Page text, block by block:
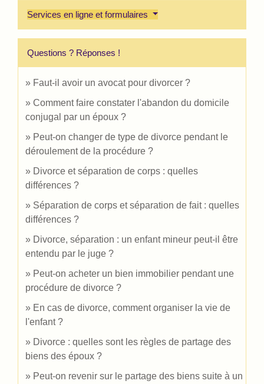
Services en ligne et formulaires
Questions ? Réponses !
Faut-il avoir un avocat pour divorcer ?
Comment faire constater l'abandon du domicile
conjugal par un époux ?
Peut-on changer de type de divorce pendant le
déroulement de la procédure ?
Divorce et séparation de corps : quelles
différences ?
Séparation de corps et séparation de fait : quelles
différences ?
Divorce, séparation : un enfant mineur peut-il être
entendu par le juge ?
Peut-on acheter un bien immobilier pendant une
procédure de divorce ?
En cas de divorce, comment organiser la vie de
l'enfant ?
Divorce : quelles sont les règles de partage des
biens des époux ?
Peut-on revenir sur le partage des biens suite à un